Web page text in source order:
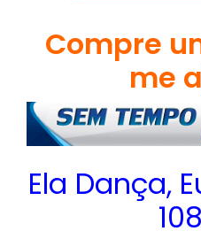
Compre
me
Ela Dança,